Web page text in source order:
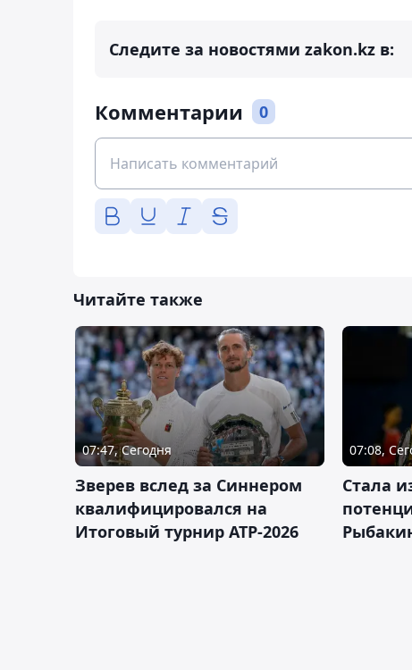
Следите за новостями zakon.kz в:
Комментарии 0
Читайте также
07:47, Сегодня
Зверев вслед за Синнером
квалифицировался на
Итоговый турнир ATP-2026
07:08,
Cтала